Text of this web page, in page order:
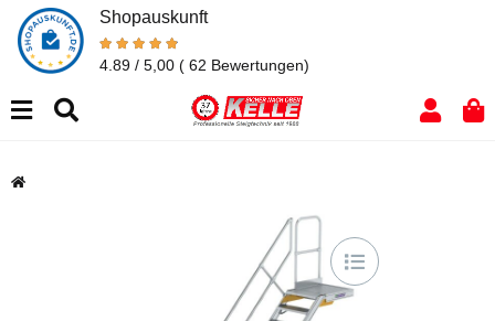
Shopauskunft
4.89 / 5,00 ( 62 Bewertungen)